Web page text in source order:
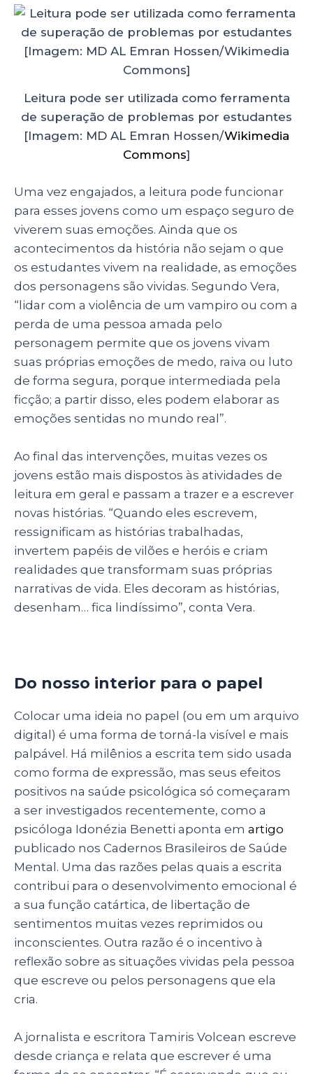
Leitura pode ser utilizada como ferramenta
de superação de problemas por estudantes
[Imagem: MD AL Emran Hossen/Wikimedia
Commons]
Uma vez engajados, a leitura pode funcionar
para esses jovens como um espaço seguro de
viverem suas emoções. Ainda que os
acontecimentos da história não sejam o que
os estudantes vivem na realidade, as emoções
dos personagens são vividas. Segundo Vera,
“lidar com a violência de um vampiro ou com a
perda de uma pessoa amada pelo
personagem permite que os jovens vivam
suas próprias emoções de medo, raiva ou luto
de forma segura, porque intermediada pela
ficção; a partir disso, eles podem elaborar as
emoções sentidas no mundo real”.
Ao final das intervenções, muitas vezes os
jovens estão mais dispostos às atividades de
leitura em geral e passam a trazer e a escrever
novas histórias. “Quando eles escrevem,
ressignificam as histórias trabalhadas,
invertem papéis de vilões e heróis e criam
realidades que transformam suas próprias
narrativas de vida. Eles decoram as histórias,
desenham… fica lindíssimo”, conta Vera.
Do nosso interior para o papel
Colocar uma ideia no papel (ou em um arquivo
digital) é uma forma de torná-la visível e mais
palpável. Há milênios a escrita tem sido usada
como forma de expressão, mas seus efeitos
positivos na saúde psicológica só começaram
a ser investigados recentemente, como a
psicóloga Idonézia Benetti aponta em artigo
publicado nos Cadernos Brasileiros de Saúde
Mental. Uma das razões pelas quais a escrita
contribui para o desenvolvimento emocional é
a sua função catártica, de libertação de
sentimentos muitas vezes reprimidos ou
inconscientes. Outra razão é o incentivo à
reflexão sobre as situações vividas pela pessoa
que escreve ou pelos personagens que ela
cria.
A jornalista e escritora Tamiris Volcean escreve
desde criança e relata que escrever é uma